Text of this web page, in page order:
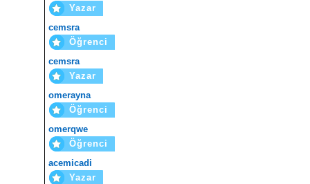
Yazar
cemsra
Öğrenci
cemsra
Yazar
omerayna
Öğrenci
omerqwe
Öğrenci
acemicadi
Yazar